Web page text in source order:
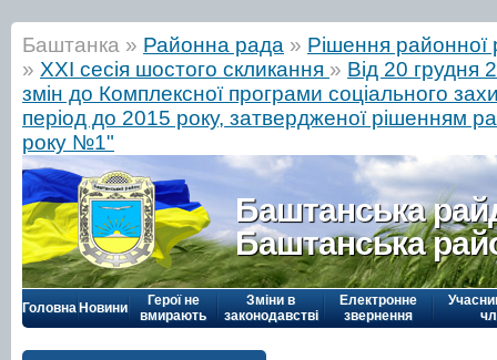
Баштанка » Районна рада » Рішення районної
» ХХІ сесія шостого скликання » Від 20
змін до Комплексної програми соціального
період до 2015 року, затвердженої рішенням
року №1"
Баштанська
Баштанська
Головна Новини
Герої не
вмирають
Зміни в
законодавстві
Електронне
звернення